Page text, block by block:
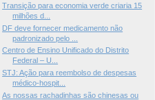
Transição para economia verde criaria 15
milhões d...
DF deve fornecer medicamento não
padronizado pelo ...
Centro de Ensino Unificado do Distrito
Federal – U...
STJ: Ação para reembolso de despesas
médico-hospit...
As nossas rachadinhas são chinesas ou